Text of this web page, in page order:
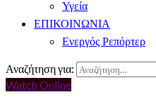
Υγεία
ΕΠΙΚΟΙΝΩΝΙΑ
Ενεργός Ρεπόρτερ
Αναζήτηση για:
Watch Online